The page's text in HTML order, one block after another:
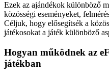
Ezek az ajándékok különböző
közösségi eseményeket,
Céljuk, hogy elősegítsék a
játékosokat a játék különböző
Hogyan működnek az
játékban